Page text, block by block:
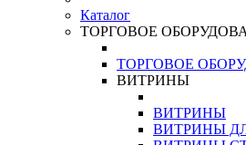
Каталог
ТОРГОВОЕ
ТОРГОВОЕ
ВИТРИНЫ
ВИТРИНЫ
ВИТРИНЫ